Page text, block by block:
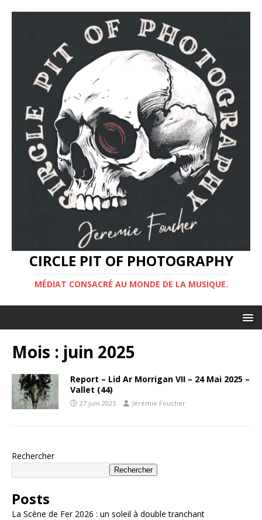
CIRCLE PIT OF PHOTOGRAPHY
MÉDIAT CONSACRÉ AU MONDE DE LA MUSIQUE.
Mois : juin 2025
Report – Lid Ar Morrigan VII – 24 Mai 2025 –
Vallet (44)
27 juin 2025 Jérémie Foucher
Rechercher
Rechercher
Posts
La Scène de Fer 2026 : un soleil à double tranchant